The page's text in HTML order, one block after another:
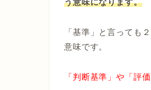
う意味になります。
「基準」と言っても
意味です。
「判断基準」や「評